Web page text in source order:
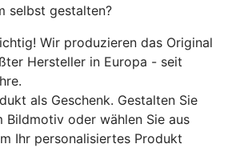
selbst gestalten?
Wir produzieren das Original
Hersteller in Europa - seit
als Geschenk. Gestalten Sie
Bildmotiv oder wählen Sie aus
Ihr personalisiertes Produkt